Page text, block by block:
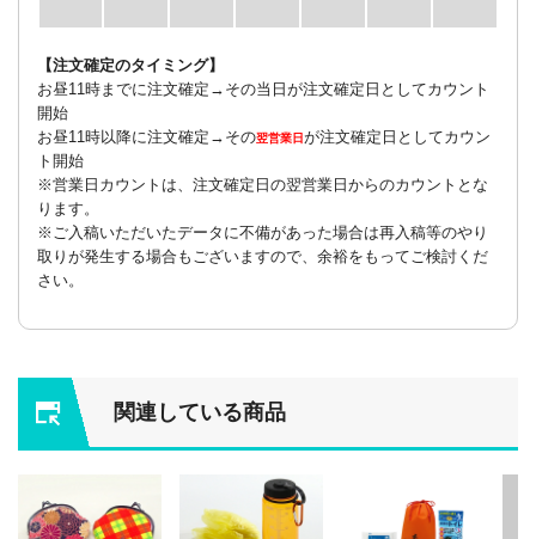
【注文確定のタイミング】
お昼11時までに注文確定→その当日が注文確定日としてカウント
開始
お昼11時以降に注文確定→その翌営業日が注文確定日としてカウン
ト開始
※営業日カウントは、注文確定日の翌営業日からのカウントとな
ります。
※ご入稿いただいたデータに不備があった場合は再入稿等のやり
取りが発生する場合もございますので、余裕をもってご検討くだ
さい。
関連している商品